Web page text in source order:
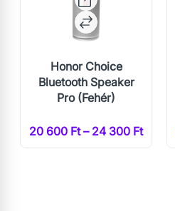
Honor Choice
Bluetooth Speaker
Pro (Fehér)
20 600 Ft – 24 300 Ft